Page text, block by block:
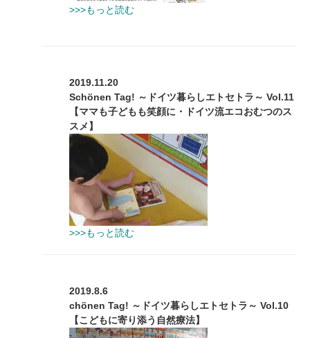
>>>もっと読む
2019.11.20
Schönen Tag! ～ドイツ暮らしエトセトラ～ Vol.11
【ママも子どもも笑顔に・ドイツ流エコおむつのス
スメ】
>>>もっと読む
2019.8.6
chönen Tag! ～ドイツ暮らしエトセトラ～ Vol.10
【こどもに寄り添う自然療法】